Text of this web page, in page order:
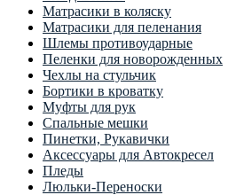
Матрасики в коляску
Матрасики для пеленания
Шлемы противоударные
Пеленки для новорожденных
Чехлы на стульчик
Бортики в кроватку
Муфты для рук
Спальные мешки
Пинетки, Рукавички
Аксессуары для Автокресел
Пледы
Люльки-Переноски